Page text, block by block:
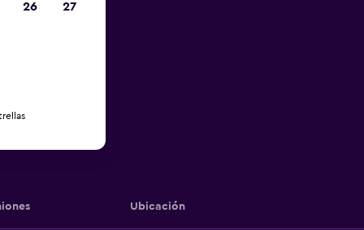
Ubicación
26 27